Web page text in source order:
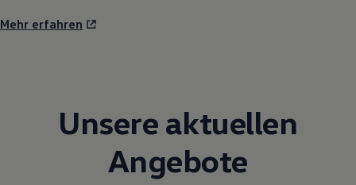
Mehr erfahren
Unsere aktuellen
Angebote